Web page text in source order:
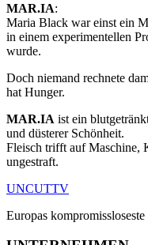
MAR.IA:
Maria Black war einst ein
in einem experimentellen
wurde.
Doch niemand rechnete
hat Hunger.
MAR.IA ist ein
und düsterer Schönheit.
Fleisch trifft auf Maschine,
ungestraft.
UNCUTTV
Europas